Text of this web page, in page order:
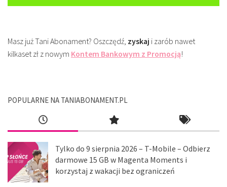
Masz już Tani Abonament? Oszczędź, zyskaj i zarób nawet
kilkaset zł z nowym Kontem Bankowym z Promocją!
POPULARNE NA TANIABONAMENT.PL
Tylko do 9 sierpnia 2026 – T-Mobile – Odbierz
darmowe 15 GB w Magenta Moments i
korzystaj z wakacji bez ograniczeń